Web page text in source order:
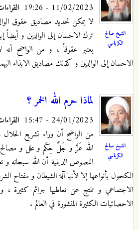
الشيخ صالح
الكرباسي
11/02/2023 - 19:26
لا يمكن تحديد مصاديق عقوق
ترك الاحسان إلى الوالدين و
يعتبر عقوقاً ، و من الواضح
الاحسان إلى الوالدين و كذلك مصاديق الايذاء
الشيخ صالح
الكرباسي
لماذا حرم الله الخمر ؟
24/01/2023 - 15:47
من الواضح أن وراء تشريع
الله عَزَّ و جَلَّ حِكَم و علل و
النصوص الدينية أن الله سبحانه و
الكحول بأنواعها إلا لأنها آلة الشيطان و مفتاح
الاجتماعي و تنتج عن تعاطيها جرائم كثيرة ، و
الاحصائيات الكثيرة المنشورة في العالم .